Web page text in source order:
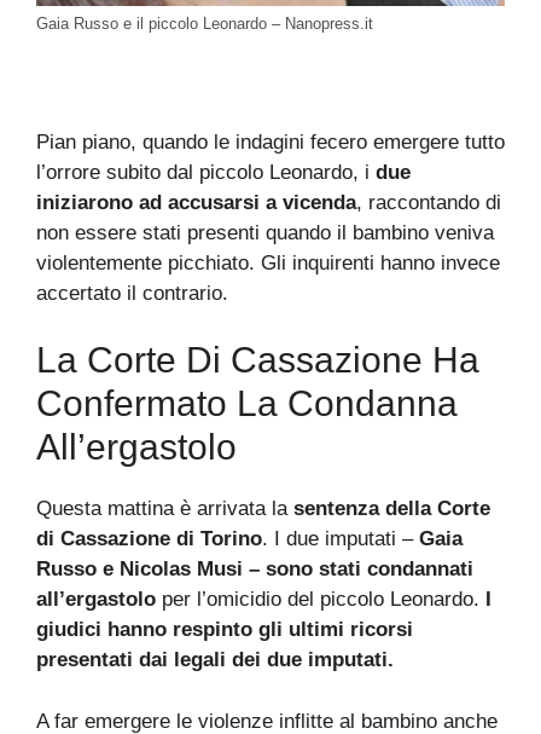
Gaia Russo e il piccolo Leonardo – Nanopress.it
Pian piano, quando le indagini fecero emergere tutto
l’orrore subito dal piccolo Leonardo, i due
iniziarono ad accusarsi a vicenda, raccontando di
non essere stati presenti quando il bambino veniva
violentemente picchiato. Gli inquirenti hanno invece
accertato il contrario.
La Corte Di Cassazione Ha
Confermato La Condanna
All’ergastolo
Questa mattina è arrivata lasentenza della Corte
di Cassazione di Torino. I due imputati – Gaia
Russo e Nicolas Musi – sono stati condannati
all’ergastolo per l’omicidio del piccolo Leonardo.
giudici hanno respinto gli ultimi ricorsi
presentati dai legali dei due imputati.
A far emergere le violenze inflitte al bambino anche